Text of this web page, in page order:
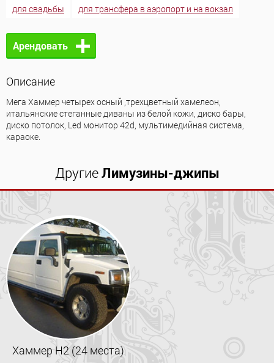
для свадьбы
для трансфера в аэропорт и на вокзал
Арендовать
Описание
Мега Хаммер четырех осный ,трехцветный хамелеон,
итальянские стеганные диваны из белой кожи, диско бары,
диско потолок, Led монитор 42d, мультимедийная система,
караоке.
ДругиеЛимузины-джипы
Хаммер H2 (24 места)